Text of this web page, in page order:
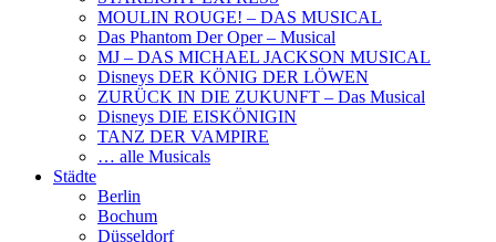
MOULIN ROUGE! – DAS MUSICAL
Das Phantom Der Oper – Musical
MJ – DAS MICHAEL JACKSON MUSICAL
Disneys DER KÖNIG DER LÖWEN
ZURÜCK IN DIE ZUKUNFT – Das Musical
Disneys DIE EISKÖNIGIN
TANZ DER VAMPIRE
… alle Musicals
Städte
Berlin
Bochum
Düsseldorf